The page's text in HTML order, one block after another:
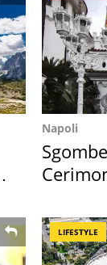
Napoli
LIFESTYLE